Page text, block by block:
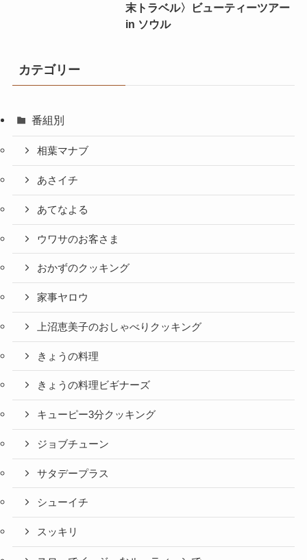
末トラベル〉ビューティーツアー
in ソウル
カテゴリー
番組別
相葉マナブ
あさイチ
あてなよる
ウワサのお客さま
おかずのクッキング
家事ヤロウ
上沼恵美子のおしゃべりクッキング
きょうの料理
きょうの料理ビギナーズ
キューピー3分クッキング
ジョブチューン
サタデープラス
シューイチ
スッキリ